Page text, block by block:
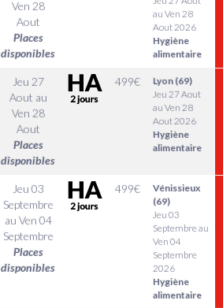
Ven 28
Aout
Places
disponibles
au Ven 28
Aout 2026
Hygiène
alimentaire
Jeu 27
Aout au
Ven 28
Aout
Places
disponibles
499€
Lyon (69)
Jeu 27 Aout
au Ven 28
Aout 2026
Hygiène
alimentaire
Jeu 03
Septembre
au Ven 04
Septembre
Places
disponibles
499€
Vénissieux
(69)
Jeu 03
Septembre au
Ven 04
Septembre
2026
Hygiène
alimentaire